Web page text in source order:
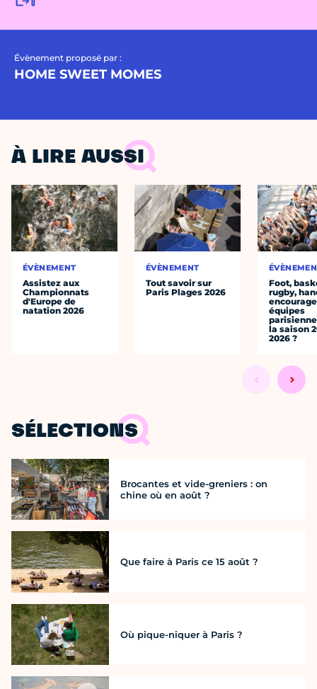
Évènement proposé par :
HOME SWEET MOMES
À LIRE AUSSI
ÉVÈNEMENT
Assistez aux
Championnats
d'Europe de
natation 2026
ÉVÈNEMENT
Tout savoir sur
Paris Plages 2026
Foot,
rugby,
équipes
la saison
2026 ?
SÉLECTIONS
Brocantes et vide-greniers : on
chine où en août ?
Que faire à Paris ce 15 août ?
Où pique-niquer à Paris ?